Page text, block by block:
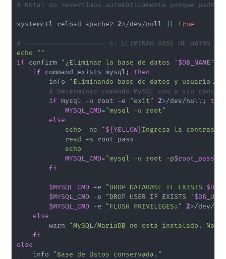
# Nota: no revertimos automáticamente porque
systemctl reload apache2 2>/dev/null true
# -------------------- 4. ELIMINAR BASE DE DATOS Y
echo
""
if confirm "¿Eliminar la base de datos ' $DB_NAME ' y
if command_exists mysql ;
then
        info
"Eliminando base de datos y
# Determinar comando MySQL con o sin
if mysql -u root -e "exit" 2>/dev/null ;
MYSQL_CMD="mysql -u root"
else
echo -ne "${YELLOW}Ingresa la
read -s root_pass
echo
MYSQL_CMD="mysql -u root -p$root_pass
fi
$MYSQL_CMD -e "DROP DATABASE IF EXISTS
$MYSQL_CMD -e "DROP USER IF EXISTS '
$MYSQL_CMD -e "FLUSH PRIVILEGES;" 2>/dev/
else
        warn
"MySQL/MariaDB no está instalado.
fi
else
    info
"Base de datos conservada."